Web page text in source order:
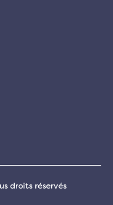
droits réservés